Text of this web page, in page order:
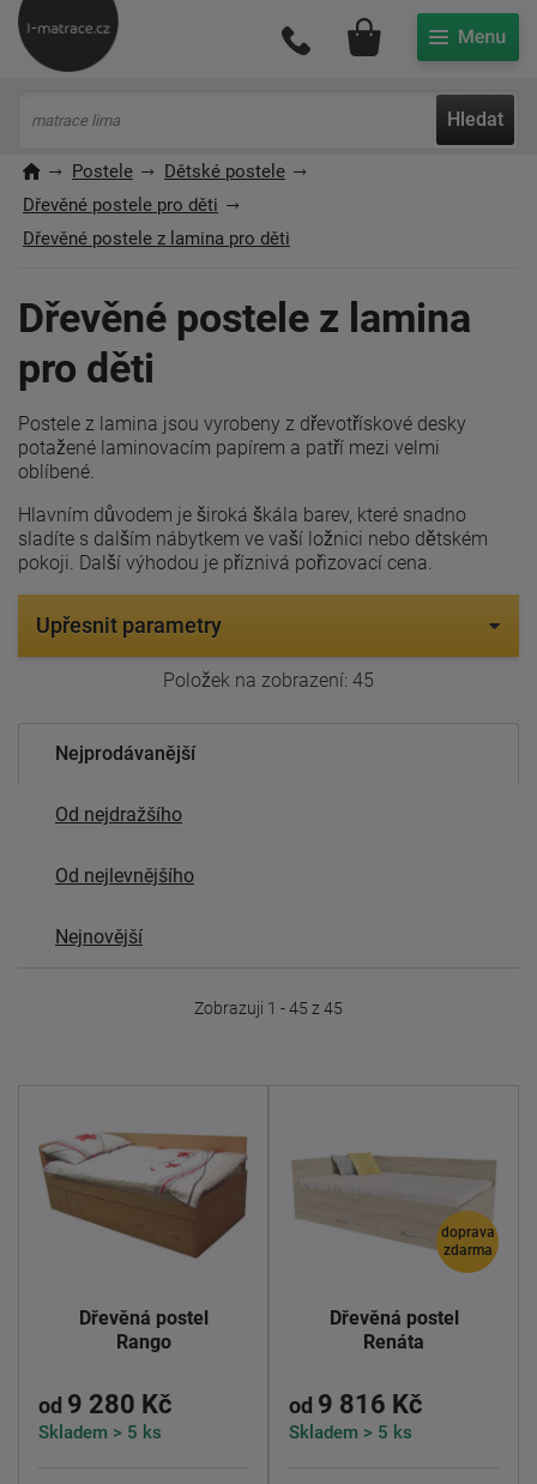
Hledat
Můj účet
Postele
Dětské postele
Dřevěné postele pro děti
Dřevěné postele z lamina pro děti
Dřevěné postele z lamina
pro děti
Postele z lamina jsou vyrobeny z dřevotřískové desky
potažené laminovacím papírem a patří mezi velmi
oblíbené.
Hlavním důvodem je široká škála barev, které snadno
sladíte s dalším nábytkem ve vaší ložnici nebo dětském
pokoji. Další výhodou je příznivá pořizovací cena.
Upřesnit parametry
Položek na zobrazení: 45
Nejprodávanější
Od nejdražšího
Od nejlevnějšího
Nejnovější
Zobrazuji 1 - 45 z 45
Dřevěná postel
Rango
od 9 280 Kč
Skladem > 5 ks
doprava
zdarma
Dřevěná postel
Renáta
od 9 816 Kč
Skladem > 5 ks